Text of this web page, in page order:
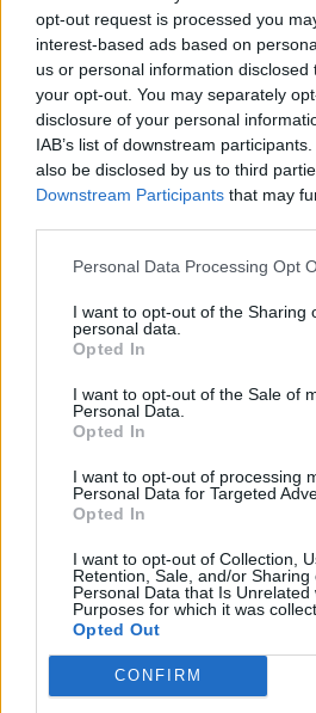
opt-out request is processed you
interest-based ads based on
us or personal information
your opt-out. You may separately
disclosure of your personal
IAB’s list of downstream
also be disclosed by us to third
Downstream Participants that may
Personal Data Processing Opt
I want to opt-out of the Sharing
personal data.
Opted In
I want to opt-out of the Sale of
Personal Data.
Opted In
I want to opt-out of processing
Personal Data for Targeted
Opted In
I want to opt-out of Collection,
Retention, Sale, and/or Sharing
Personal Data that Is Unrelated
Purposes for which it was
Opted Out
CONFIRM
Opowiedz, jak
Wonka wobec
Charlie i fabryka
wydarzeń
Co skłoniło Willego
otwarcia fabryki
Opis fabryki
Tagi
Charlie i fabryka
Mike Teavee –
Dodaj komentarz